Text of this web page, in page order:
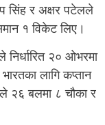
सिंह र अक्षर पटेलले
१ विकेट लिए।
निर्धारित २० ओभरमा
लागि कप्तान
२६ बलमा ८ चौका र